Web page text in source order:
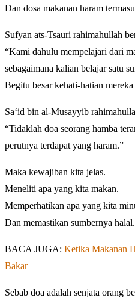
Dan dosa makanan haram
Sufyan ats-Tsauri rahimahullah
“Kami dahulu mempelajari dari
sebagaimana kalian belajar satu
Begitu besar kehati-hatian
Sa‘id bin al-Musayyib
“Tidaklah doa seorang hamba
perutnya terdapat yang haram.”
Maka kewajiban kita jelas.
Meneliti apa yang kita makan.
Memperhatikan apa yang kita
Dan memastikan sumbernya halal.
BACA JUGA: Ketika Makanan
Bakar
Sebab doa adalah senjata orang